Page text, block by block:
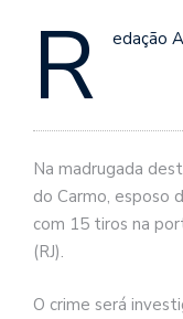
R edação
Na madrugada
do Carmo, esposo
com 15 tiros na
(RJ).
O crime será